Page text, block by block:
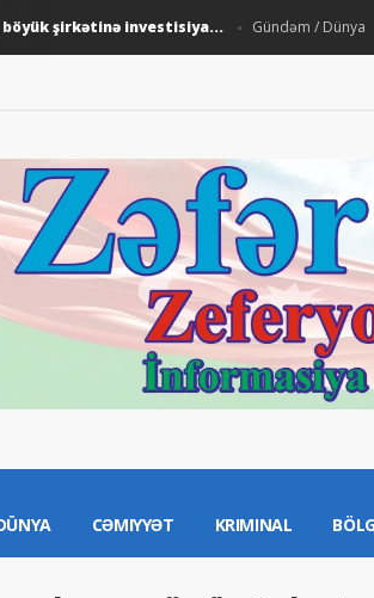
şirkətinə investisiya... Gündəm / Dünya
CƏMIYYƏT KRIMINAL